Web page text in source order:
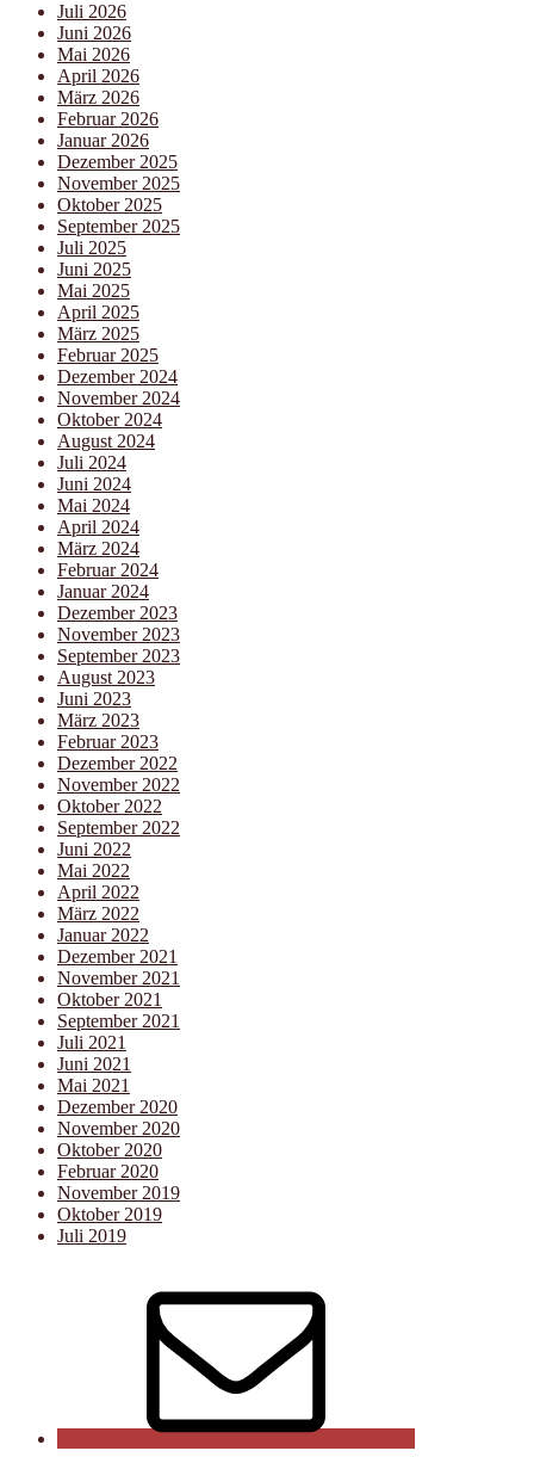
Juli 2026
Juni 2026
Mai 2026
April 2026
März 2026
Februar 2026
Januar 2026
Dezember 2025
November 2025
Oktober 2025
September 2025
Juli 2025
Juni 2025
Mai 2025
April 2025
März 2025
Februar 2025
Dezember 2024
November 2024
Oktober 2024
August 2024
Juli 2024
Juni 2024
Mai 2024
April 2024
März 2024
Februar 2024
Januar 2024
Dezember 2023
November 2023
September 2023
August 2023
Juni 2023
März 2023
Februar 2023
Dezember 2022
November 2022
Oktober 2022
September 2022
Juni 2022
Mai 2022
April 2022
März 2022
Januar 2022
Dezember 2021
November 2021
Oktober 2021
September 2021
Juli 2021
Juni 2021
Mai 2021
Dezember 2020
November 2020
Oktober 2020
Februar 2020
November 2019
Oktober 2019
Juli 2019